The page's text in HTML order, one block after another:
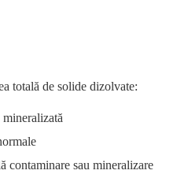
totală de solide dizolvate:
contaminare sau mineralizare